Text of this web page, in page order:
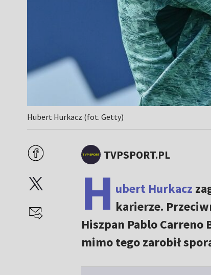
Hubert Hurkacz (fot. Getty)
TVPSPORT.PL
H ubert Hurkacz
karierze.
Hiszpan Pablo Carreno
mimo tego zarobił